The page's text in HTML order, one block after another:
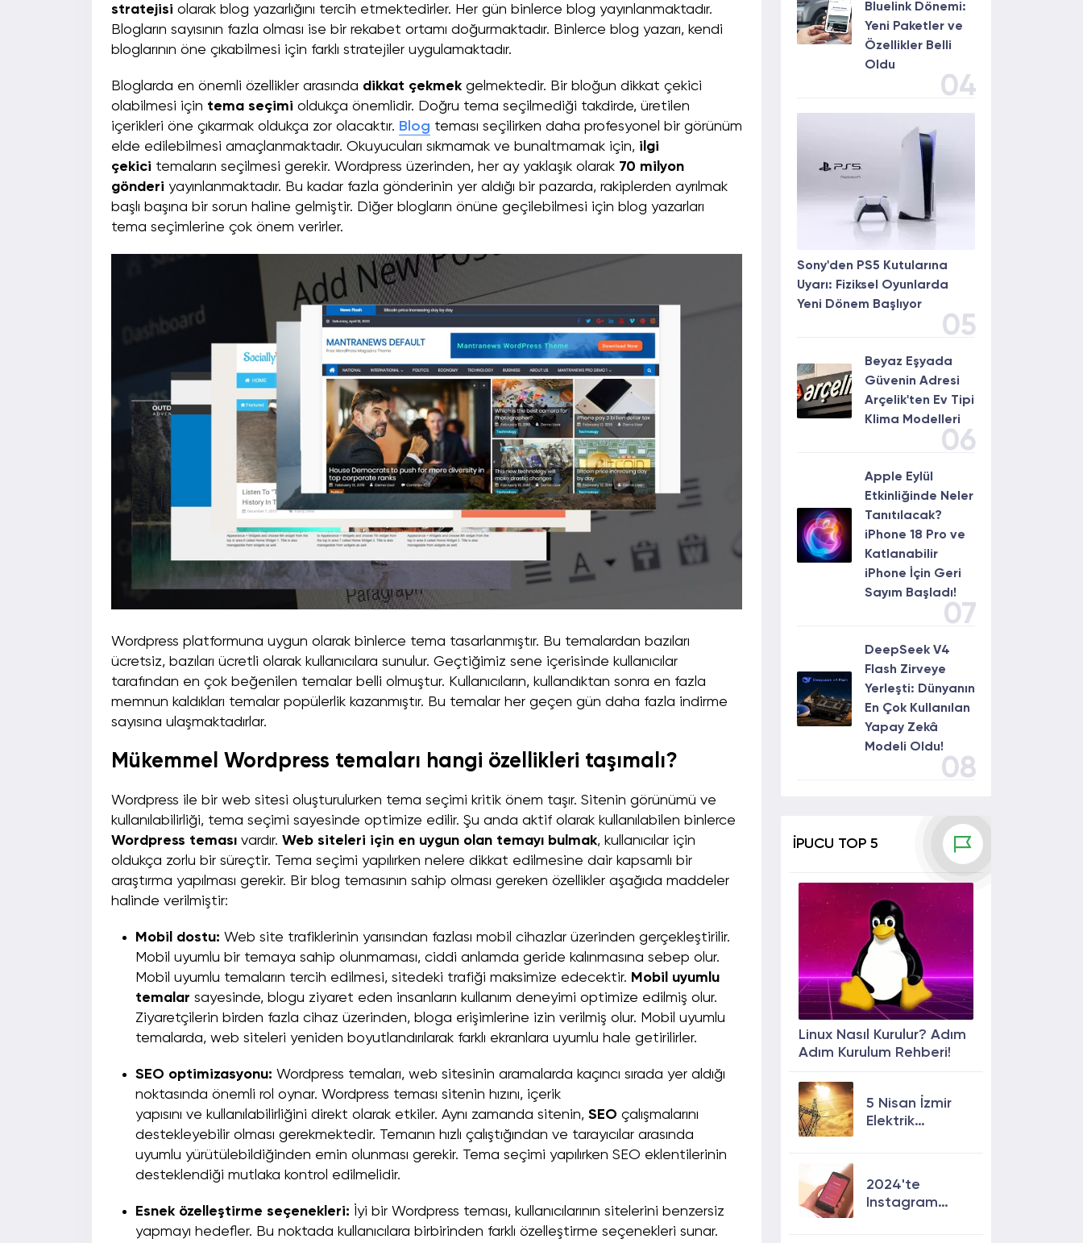
stratejisi olarak blog yazarlığını tercih etmektedirler. Her gün binlerce blog yayınlanmaktadır.
Blogların sayısının fazla olması ise bir rekabet ortamı doğurmaktadır. Binlerce blog yazarı, kendi
bloglarının öne çıkabilmesi için farklı stratejiler uygulamaktadır.
Bloglarda en önemli özellikler arasında dikkat çekmek gelmektedir. Bir bloğun dikkat çekici
olabilmesi için tema seçimi oldukça önemlidir. Doğru tema seçilmediği takdirde, üretilen
içerikleri öne çıkarmak oldukça zor olacaktır. Blog teması seçilirken daha profesyonel bir görünüm
elde edilebilmesi amaçlanmaktadır. Okuyucuları sıkmamak ve bunaltmamak için, ilgi
çekici temaların seçilmesi gerekir. Wordpress üzerinden, her ay yaklaşık olarak 70 milyon
gönderi yayınlanmaktadır. Bu kadar fazla gönderinin yer aldığı bir pazarda, rakiplerden ayrılmak
başlı başına bir sorun haline gelmiştir. Diğer blogların önüne geçilebilmesi için blog yazarları
tema seçimlerine çok önem verirler.
Wordpress platformuna uygun olarak binlerce tema tasarlanmıştır. Bu temalardan bazıları
ücretsiz, bazıları ücretli olarak kullanıcılara sunulur. Geçtiğimiz sene içerisinde kullanıcılar
tarafından en çok beğenilen temalar belli olmuştur. Kullanıcıların, kullandıktan sonra en fazla
memnun kaldıkları temalar popülerlik kazanmıştır. Bu temalar her geçen gün daha fazla indirme
sayısına ulaşmaktadırlar.
Mükemmel Wordpress temaları hangi özellikleri taşımalı?
Wordpress ile bir web sitesi oluşturulurken tema seçimi kritik önem taşır. Sitenin görünümü ve
kullanılabilirliği, tema seçimi sayesinde optimize edilir. Şu anda aktif olarak kullanılabilen binlerce
Wordpress teması vardır. Web siteleri için en uygun olan temayı bulmak, kullanıcılar için
oldukça zorlu bir süreçtir. Tema seçimi yapılırken nelere dikkat edilmesine dair kapsamlı bir
araştırma yapılması gerekir. Bir blog temasının sahip olması gereken özellikler aşağıda maddeler
halinde verilmiştir:
Mobil dostu: Web site trafiklerinin yarısından fazlası mobil cihazlar üzerinden gerçekleştirilir.
Mobil uyumlu bir temaya sahip olunmaması, ciddi anlamda geride kalınmasına sebep olur.
Mobil uyumlu temaların tercih edilmesi, sitedeki trafiği maksimize edecektir. Mobil uyumlu
temalar sayesinde, blogu ziyaret eden insanların kullanım deneyimi optimize edilmiş olur.
Ziyaretçilerin birden fazla cihaz üzerinden, bloga erişimlerine izin verilmiş olur. Mobil uyumlu
temalarda, web siteleri yeniden boyutlandırılarak farklı ekranlara uyumlu hale getirilirler.
SEO optimizasyonu: Wordpress temaları, web sitesinin aramalarda kaçıncı sırada yer aldığı
noktasında önemli rol oynar. Wordpress teması sitenin hızını, içerik
yapısını ve kullanılabilirliğini direkt olarak etkiler. Aynı zamanda sitenin, SEO çalışmalarını
destekleyebilir olması gerekmektedir. Temanın hızlı çalıştığından ve tarayıcılar arasında
uyumlu yürütülebildiğinden emin olunması gerekir. Tema seçimi yapılırken SEO eklentilerinin
desteklendiği mutlaka kontrol edilmelidir.
Esnek özelleştirme seçenekleri: İyi bir Wordpress teması, kullanıcılarının sitelerini benzersiz
yapmayı hedefler. Bu noktada kullanıcılara birbirinden farklı özelleştirme seçenekleri sunar.
Bluelink Dönemi:
Yeni Paketler ve
Özellikler Belli
Oldu
04
Sony'den PS5 Kutularına
Uyarı: Fiziksel Oyunlarda
Yeni Dönem Başlıyor
05
Beyaz Eşyada
Güvenin Adresi
Arçelik'ten Ev Tipi
Klima Modelleri
06
Apple Eylül
Etkinliğinde Neler
Tanıtılacak?
iPhone 18 Pro ve
Katlanabilir
iPhone İçin Geri
Sayım Başladı!
07
DeepSeek V4
Flash Zirveye
Yerleşti: Dünyanın
En Çok Kullanılan
Yapay Zekâ
Modeli Oldu!
08
İPUCU TOP 5
Linux Nasıl Kurulur? Adım
Adım Kurulum Rehberi!
5 Nisan İzmir
Elektrik
2024'te
Instagram